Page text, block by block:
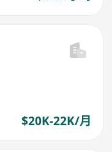
$20K-22K/月